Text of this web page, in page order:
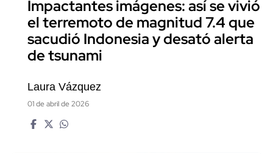
Impactantes imágenes: así se vivió
el terremoto de magnitud 7.4 que
sacudió Indonesia y desató alerta
de tsunami
Laura Vázquez
01 de abril de 2026